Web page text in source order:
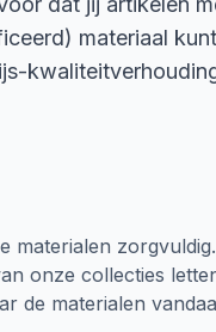
materiaal
materialen
onze collecties
de materialen